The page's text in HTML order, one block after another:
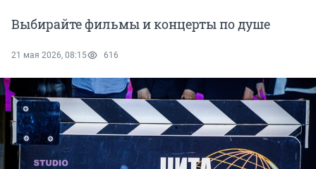
Выбирайте фильмы и концерты по душе
21 мая 2026, 08:15 616